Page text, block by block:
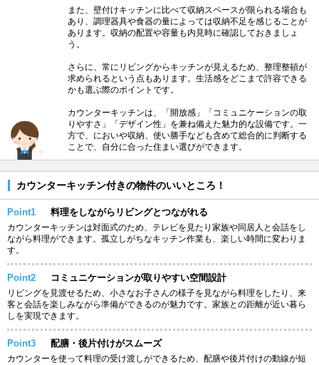
また、壁付けキッチンに比べて収納スペースが限られる場合も
あり、調理器具や食器の量によっては収納不足を感じることが
あります。収納の配置や容量も内見時に確認しておきましょ
う。
さらに、常にリビングからキッチンが見えるため、整理整頓が
求められるという点もあります。生活感をどこまで許容できる
かも選ぶ際のポイントです。
カウンターキッチンは、「開放感」「コミュニケーションの取
りやすさ」「デザイン性」を兼ね備えた魅力的な設備です。一
方で、においや収納、使い勝手なども含めて総合的に判断する
ことで、自分に合った住まい選びができます。
カウンターキッチン付きの物件のいいところ！
Point1 料理をしながらリビングとつながれる
カウンターキッチンは対面式のため、テレビを見たり家族や同居人と会話をし
ながら料理ができます。孤立しがちなキッチン作業も、楽しい時間に変わりま
す。
Point2 コミュニケーションが取りやすい空間設計
リビングを見渡せるため、小さなお子さんの様子を見ながら料理をしたり、来
客と会話を楽しみながら準備ができるのが魅力です。家族との距離が近い暮ら
しを実現できます。
Point3 配膳・後片付けがスムーズ
カウンターを使って料理の受け渡しができるため、配膳や後片付けの動線が短